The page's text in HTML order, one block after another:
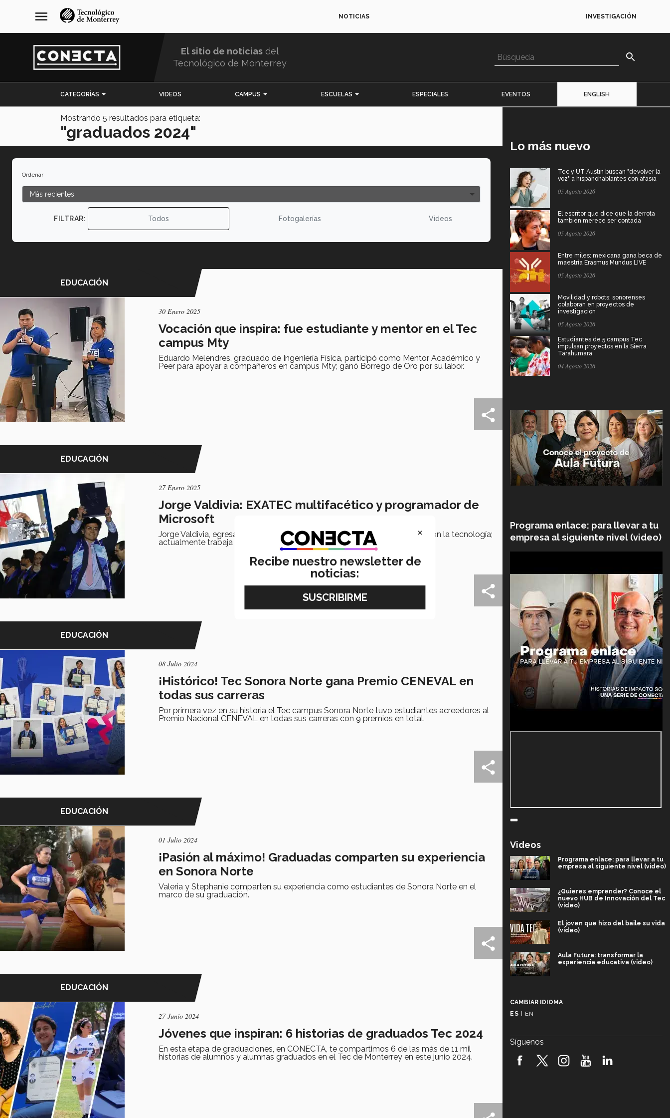
navegación
principal
menu NOTICIAS INVESTIGACIÓN
El sitio de noticias del
Tecnológico de Monterrey
search
CATEGORÍAS VIDEOS CAMPUS ESCUELAS ESPECIALES EVENTOS ENGLISH
Mostrando 5 resultados para etiqueta:
"graduados 2024"
Ordenar
FILTRAR: Todos Fotogalerías Videos
EDUCACIÓN
30 Enero 2025
Vocación que inspira: fue estudiante y mentor en el Tec
campus Mty
Eduardo Melendres, graduado de Ingeniería Física, participó como Mentor Académico y
Peer para apoyar a compañeros en campus Mty; ganó Borrego de Oro por su labor.
EDUCACIÓN
27 Enero 2025
Jorge Valdivia: EXATEC multifacético y programador de
Microsoft
Jorge Valdivia, egresado de campus Mty que combinó su pasión del cine con la tecnología;
actualmente trabaja en Microsoft.
EDUCACIÓN
08 Julio 2024
¡Histórico! Tec Sonora Norte gana Premio CENEVAL en
todas sus carreras
Por primera vez en su historia el Tec campus Sonora Norte tuvo estudiantes acreedores al
Premio Nacional CENEVAL en todas sus carreras con 9 premios en total.
EDUCACIÓN
01 Julio 2024
¡Pasión al máximo! Graduadas comparten su experiencia
en Sonora Norte
Valeria y Stephanie comparten su experiencia como estudiantes de Sonora Norte en el
marco de su graduación.
EDUCACIÓN
27 Junio 2024
Jóvenes que inspiran: 6 historias de graduados Tec 2024
En esta etapa de graduaciones, en CONECTA, te compartimos 6 de las más de 11 mil
historias de alumnos y alumnas graduados en el Tec de Monterrey en este junio 2024.
Lo más nuevo
Tec y UT Austin buscan "devolver la
voz" a hispanohablantes con afasia
05 Agosto 2026
El escritor que dice que la derrota
también merece ser contada
05 Agosto 2026
Entre miles: mexicana gana beca de
maestría Erasmus Mundus LIVE
05 Agosto 2026
Movilidad y robots: sonorenses
colaboran en proyectos de
investigación
05 Agosto 2026
Estudiantes de 5 campus Tec
impulsan proyectos en la Sierra
Tarahumara
04 Agosto 2026
Programa enlace: para llevar a tu
empresa al siguiente nivel (video)
Videos
Programa enlace: para llevar a tu
empresa al siguiente nivel (video)
¿Quieres emprender? Conoce el
nuevo HUB de Innovación del Tec
(video)
El joven que hizo del baile su vida
(video)
Aula Futura: transformar la
experiencia educativa (video)
robótica FIRST 2026! (video)
CAMBIAR IDIOMA
ES
EN
Síguenos
×
Recibe nuestro newsletter de
noticias: